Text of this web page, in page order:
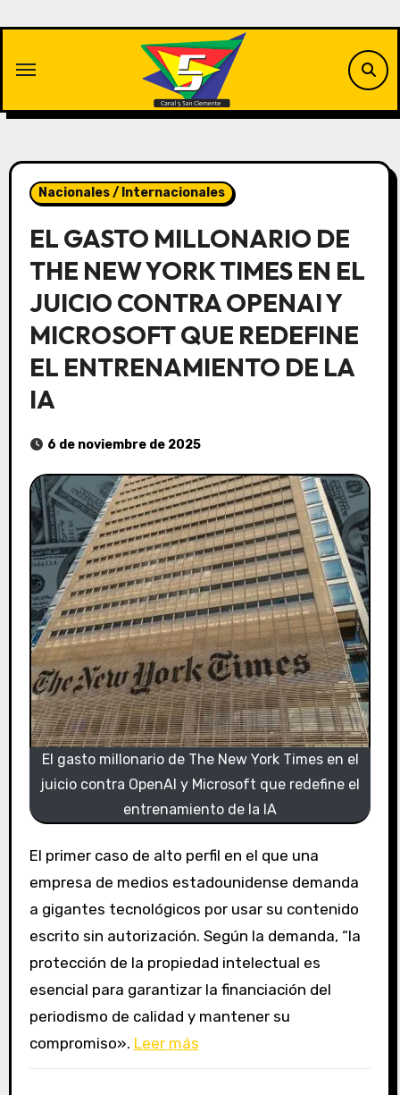
contenido
Nacionales / Internacionales
EL GASTO MILLONARIO DE
THE NEW YORK TIMES EN EL
JUICIO CONTRA OPENAI Y
MICROSOFT QUE REDEFINE
EL ENTRENAMIENTO DE LA
IA
6 de noviembre de 2025
El gasto millonario de The New York Times en el
juicio contra OpenAI y Microsoft que redefine el
entrenamiento de la IA
El primer caso de alto perfil en el que una
empresa de medios estadounidense demanda
a gigantes tecnológicos por usar su contenido
escrito sin autorización. Según la demanda, “la
protección de la propiedad intelectual es
esencial para garantizar la financiación del
periodismo de calidad y mantener su
compromiso». Leer más